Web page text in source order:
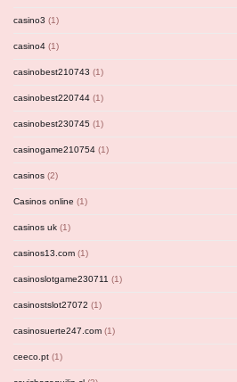
casino3 (1)
casino4 (1)
casinobest210743 (1)
casinobest220744 (1)
casinobest230745 (1)
casinogame210754 (1)
casinos (2)
Casinos online (1)
casinos uk (1)
casinos13.com (1)
casinoslotgame230711 (1)
casinostslot27072 (1)
casinosuerte247.com (1)
ceeco.pt (1)